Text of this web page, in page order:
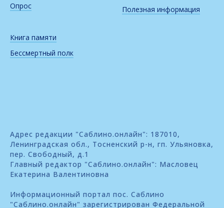
Опрос
Книга памяти
Бессмертный полк
Полезная информация
Адрес редакции "Саблино.онлайн": 187010,
Ленинградская обл., Тосненский р-н, гп. Ульяновка,
пер. Свободный, д.1
Главный редактор "Саблино.онлайн": Масловец
Екатерина Валентиновна
Информационный портал пос. Саблино
"Саблино.онлайн" зарегистрирован Федеральной